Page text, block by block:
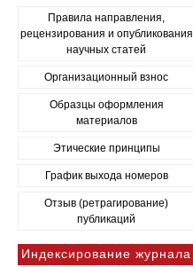
Правила направления,
рецензирования и опубликования
научных статей
Организационный взнос
Образцы оформления
материалов
Этические принципы
График выхода номеров
Отзыв (ретрагирование)
публикаций
Индексирование журнала